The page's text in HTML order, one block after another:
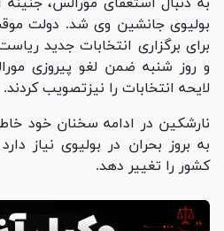
بولیوی جانشین وی شد. دولت
برای برگزاری انتخابات جدید
لایحه انتخابات را نیزتصویب کردند.
نارشکین در ادامه سخنان خود
به بروز بحران در بولیوی نیاز
کشور را تغییر دهد.